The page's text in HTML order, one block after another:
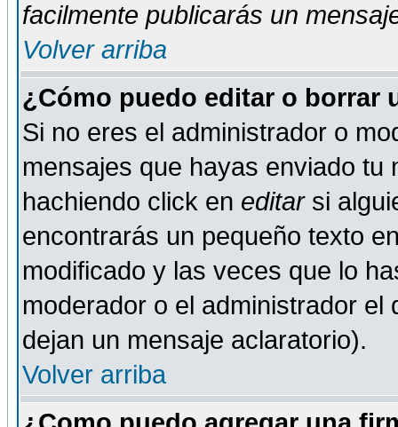
facilmente publicarás un
Volver arriba
¿Cómo puedo editar o borrar
Si no eres el administrador o
mensajes que hayas enviado tu
hachiendo click en editarsi
encontrarás un pequeño texto
modificado y las veces que lo
moderador o el administrador
dejan un mensaje aclaratorio).
Volver arriba